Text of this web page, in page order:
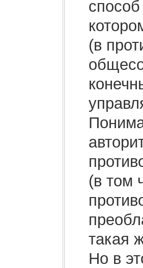
(в
(в том
такая
Но в